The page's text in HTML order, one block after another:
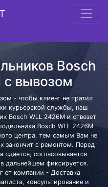
Bosch
с вывозом
- чтобы клиент не тратил
курьерской службы, наш
Bosch WLL 2426M и отвезет
Bosch WLL 2426M
центра, тем самым Вам не
закончит с ремонтом. Перед
сдается, согласовывается
дальнейшем фиксируется.
от компании - Доставка
консультирование и